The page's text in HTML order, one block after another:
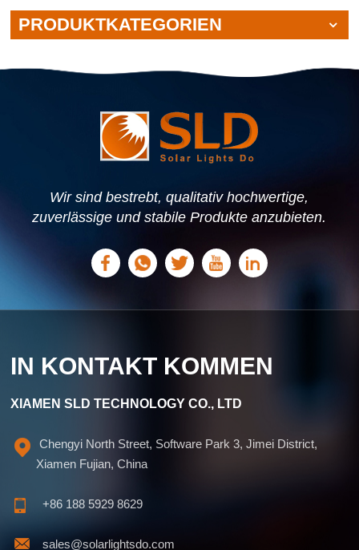
PRODUKTKATEGORIEN
Wir sind bestrebt, qualitativ hochwertige,
zuverlässige und stabile Produkte anzubieten.
die auf Ihre Bedürfnisse zugeschnitten sind.
IN KONTAKT KOMMEN
XIAMEN SLD TECHNOLOGY CO., LTD
Chengyi North Street, Software Park 3, Jimei District,
Xiamen Fujian, China
+86 188 5929 8629
sales@solarlightsdo.com